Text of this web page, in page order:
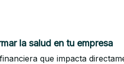
la salud en tu empresa
que impacta